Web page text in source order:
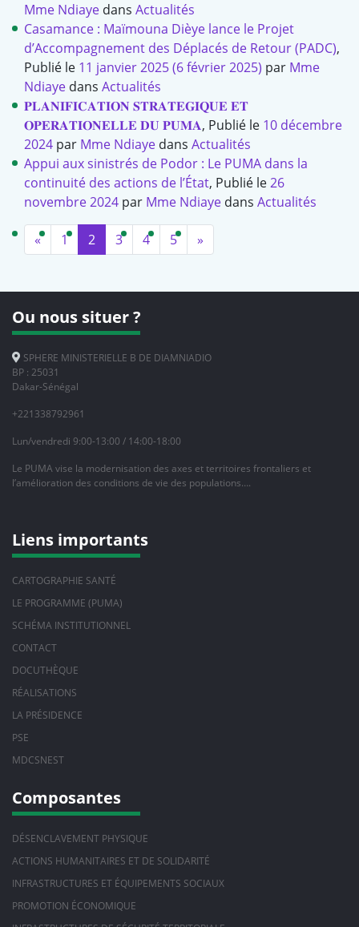
Mme Ndiaye dans Actualités
Casamance : Maïmouna Dièye lance le Projet
d’Accompagnement des Déplacés de Retour (PADC),
Publié le 11 janvier 2025(6 février 2025) par Mme
Ndiaye dans Actualités
𝐏𝐋𝐀𝐍𝐈𝐅𝐈𝐂𝐀𝐓𝐈𝐎𝐍 𝐒𝐓𝐑𝐀𝐓𝐄𝐆𝐈𝐐𝐔𝐄 𝐄𝐓
𝐎𝐏𝐄𝐑𝐀𝐓𝐈𝐎𝐍𝐄𝐋𝐋𝐄 𝐃𝐔 𝐏𝐔𝐌𝐀, Publié le 10 décembre
2024 par Mme Ndiaye dans Actualités
Appui aux sinistrés de Podor : Le PUMA dans la
continuité des actions de l’État, Publié le26
novembre 2024 par Mme Ndiaye dans Actualités
«Précédent
1 2 3 4 5 »
Ou nous situer ?
SPHERE MINISTERIELLE B DE DIAMNIADIO
BP : 25031
Dakar-Sénégal
+221338792961
Lun/vendredi 9:00-13:00 / 14:00-18:00
Le PUMA vise la modernisation des axes et territoires frontaliers et
l’amélioration des conditions de vie des populations….
Liens importants
CARTOGRAPHIE SANTÉ
LE PROGRAMME (PUMA)
SCHÉMA INSTITUTIONNEL
CONTACT
DOCUTHÈQUE
RÉALISATIONS
LA PRÉSIDENCE
PSE
MDCSNEST
Composantes
DÉSENCLAVEMENT PHYSIQUE
ACTIONS HUMANITAIRES ET DE SOLIDARITÉ
INFRASTRUCTURES ET ÉQUIPEMENTS SOCIAUX
PROMOTION ÉCONOMIQUE